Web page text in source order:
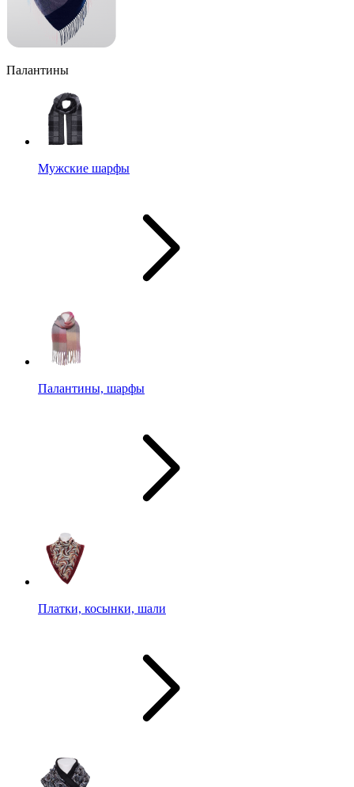
Палантины
Мужские шарфы
Палантины, шарфы
Платки, косынки, шали